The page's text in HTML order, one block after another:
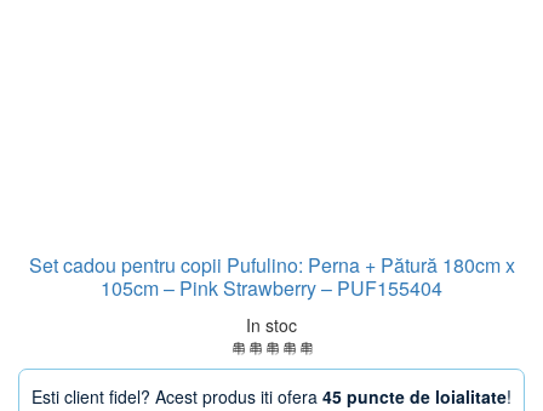
Set cadou pentru copii Pufulino: Perna + Pătură 180cm x
105cm – Pink Strawberry – PUF155404
In stoc
Esti client fidel? Acest produs iti ofera 45 puncte de loialitate!